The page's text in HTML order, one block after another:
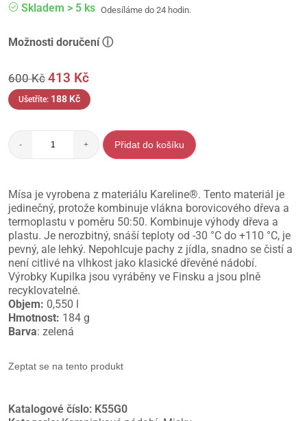
Skladem > 5 ks Odesíláme do 24 hodin.
Možnosti doručení ⓘ
600Kč 413 Kč
Ušetříte: 188 Kč
- + Přidat do košíku
Mísa je vyrobena z materiálu Kareline®. Tento materiál je
jedinečný, protože kombinuje vlákna borovicového dřeva a
termoplastu v poměru 50:50. Kombinuje výhody dřeva a
plastu. Je nerozbitný, snáší teploty od -30 °C do +110 °C, je
pevný, ale lehký. Nepohlcuje pachy z jídla, snadno se čistí a
není citlivé na vlhkost jako klasické dřevěné nádobí.
Výrobky Kupilka jsou vyráběny ve Finsku a jsou plně
recyklovatelné.
Objem: 0,550 l
Hmotnost: 184 g
Barva: zelená
Zeptat se na tento produkt
Katalogové číslo: K55G0